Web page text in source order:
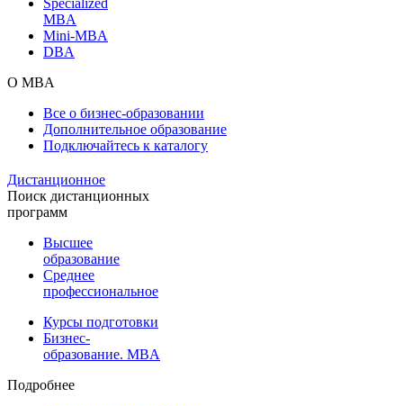
MBA
Mini-MBA
DBA
О MBA
Все о бизнес-образовании
Дополнительное образование
Подключайтесь к каталогу
Дистанционное
Поиск дистанционных
программ
Высшее
образование
Среднее
профессиональное
Курсы подготовки
Бизнес-
образование. MBA
Подробнее